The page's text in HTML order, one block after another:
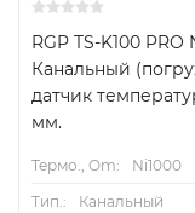
RGP TS-K100 PRO
Канальный
датчик
мм.
Термо., Om:
Ni1000
Тип.:
Канальный